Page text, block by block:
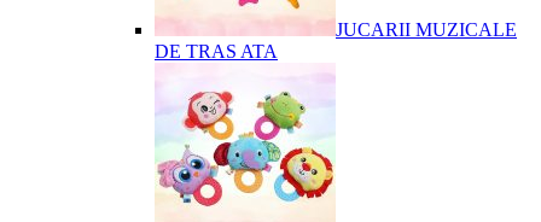
JUCARII MUZICALE
DE TRAS ATA